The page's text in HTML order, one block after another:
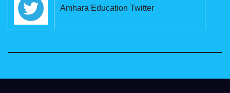
Amhara Education Twitter